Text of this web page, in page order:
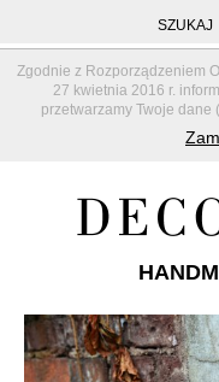
Zgodnie z Rozporządzeniem
27 kwietnia 2016 r.
przetwarzamy Twoje dane (
SZUKAJ